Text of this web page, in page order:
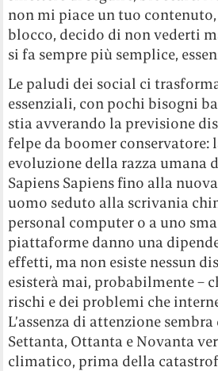
non mi piace un tuo
blocco, decido di non vederti
si fa sempre più semplice,
Le paludi dei social ci
essenziali, con pochi bisogni
stia avverando la previsione
felpe da boomer conservatore:
evoluzione della razza umana
Sapiens Sapiens fino alla
uomo seduto alla scrivania
personal computer o a uno
piattaforme danno una
effetti, ma non esiste nessun
esisterà mai, probabilmente –
rischi e dei problemi che
L’assenza di attenzione
Settanta, Ottanta e Novanta
climatico, prima della